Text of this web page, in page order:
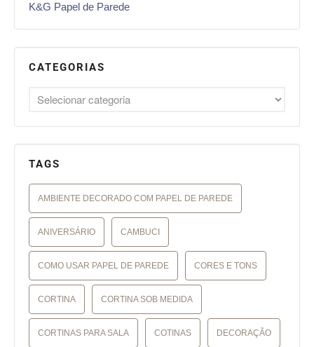
K&G Papel de Parede
CATEGORIAS
TAGS
AMBIENTE DECORADO COM PAPEL DE PAREDE
ANIVERSÁRIO CAMBUCI
COMO USAR PAPEL DE PAREDE CORES E TONS
CORTINA CORTINA SOB MEDIDA
CORTINAS PARA SALA COTINAS DECORAÇÃO